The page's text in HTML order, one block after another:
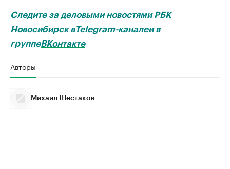
Следите за деловыми новостями РБК
Новосибирск вTelegram-каналеи в
группеВКонтакте
Авторы
Михаил Шестаков